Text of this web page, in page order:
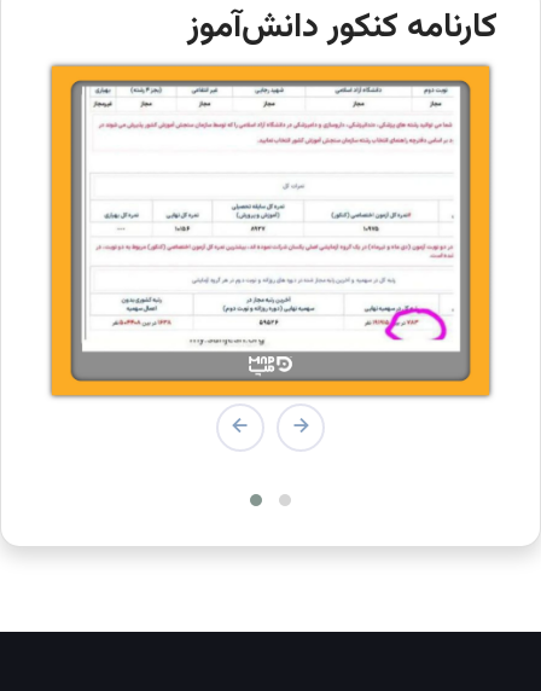
کارنامه کنکور دانش‌آموز